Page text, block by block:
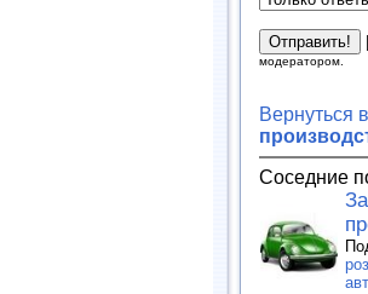
модератором.
Вернуться
Соседние